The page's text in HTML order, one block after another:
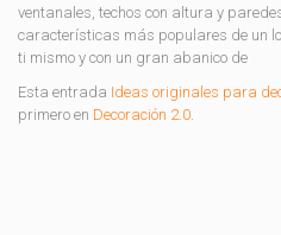
ventanales, techos con altura y
características más populares de un
ti mismo y con un gran abanico de
Esta entrada Ideas originales para
primero en Decoración 2.0.